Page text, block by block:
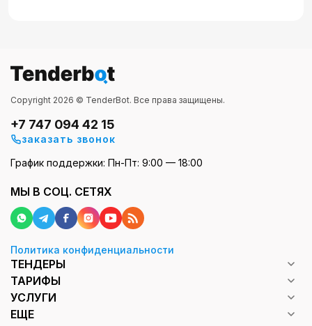
Copyright 2026 © TenderBot. Все права защищены.
+7 747 094 42 15
заказать звонок
График поддержки: Пн-Пт: 9:00 — 18:00
МЫ В СОЦ. СЕТЯХ
Политика конфиденциальности
ТЕНДЕРЫ
ТАРИФЫ
УСЛУГИ
ЕЩЕ